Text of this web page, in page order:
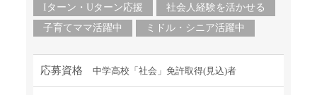
Iターン・Uターン応援
社会人経験を活かせる
子育てママ活躍中
ミドル・シニア活躍中
応募資格 中学高校「社会」免許取得(見込)者